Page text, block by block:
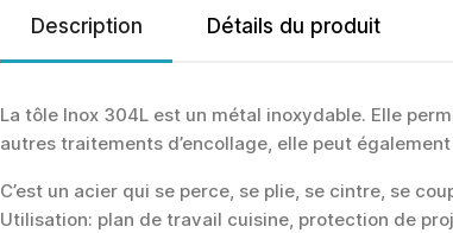
Description Détails du produit
La tôle Inox 304L est un métal inoxydable. Elle
autres traitements d’encollage, elle peut
C’est un acier qui se perce, se plie, se cintre, se
Utilisation: plan de travail cuisine, protection de